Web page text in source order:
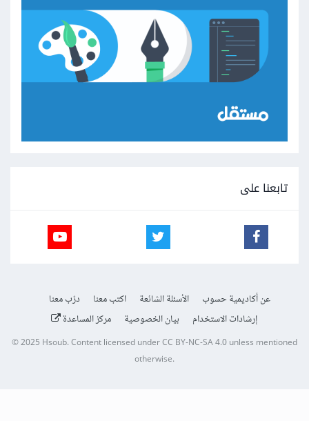
تابعنا على
عن أكاديمية حسوب الأسئلة الشائعة اكتب معنا
درّب معنا
إرشادات الاستخدام
بيان الخصوصية مركز المساعدة
© 2025 Hsoub.Content licensed underCC BY-NC-SA 4.0unless mentioned
otherwise.